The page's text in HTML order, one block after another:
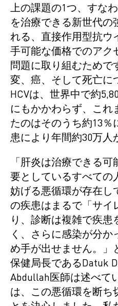
上の課題の1つ、すな
を治療できる新世代の
れる、直接作用型抗ウ
手可能な価格でのアク
問題に取り組むためで
変、癌、そして死亡に
HCVは、世界中で約
にもかかわらず、これ
たのはそのうち約13％
患により年間約30万人
「肝炎は治療できる
要としているすべての
妨げる悪循環が存在し
の疾患はまるで「サイ
り、診断は複雑で疾患
く、さらに感染が分か
め手が出せません。」
保健局長であるDatuk
Abdullah医師は述べて
は、この悪循環を断ち